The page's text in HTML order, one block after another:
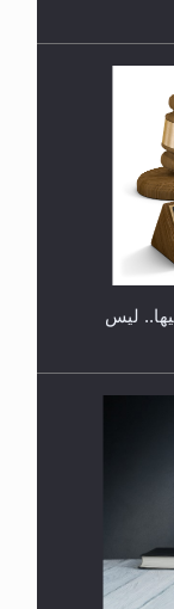
للوضوء وهل
ليس